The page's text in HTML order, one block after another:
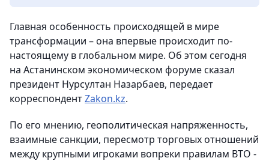
Главная особенность происходящей в мире
трансформации – она впервые происходит по-
настоящему в глобальном мире. Об этом сегодня
на Астанинском экономическом форуме сказал
президент Нурсултан Назарбаев, передает
корреспондентZakon.kz.
По его мнению, геополитическая напряженность,
взаимные санкции, пересмотр торговых отношений
между крупными игроками вопреки правилам ВТО -